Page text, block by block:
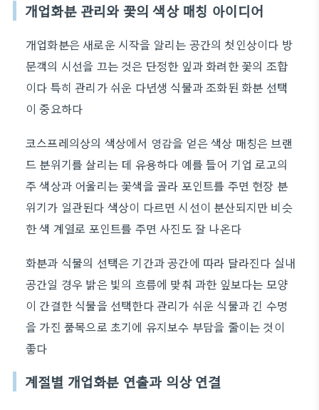
개업화분 관리와 꽃의 색상 매칭 아이디어
개업화분은 새로운 시작을 알리는 공간의 첫인상이다 방
문객의 시선을 끄는 것은 단정한 잎과 화려한 꽃의 조합
이다 특히 관리가 쉬운 다년생 식물과 조화된 화분 선택
이 중요하다
코스프레의상의 색상에서 영감을 얻은 색상 매칭은 브랜
드 분위기를 살리는 데 유용하다 예를 들어 기업 로고의
주 색상과 어울리는 꽃색을 골라 포인트를 주면 현장 분
위기가 일관된다 색상이 다르면 시선이 분산되지만 비슷
한 색 계열로 포인트를 주면 사진도 잘 나온다
화분과 식물의 선택은 기간과 공간에 따라 달라진다 실내
공간일 경우 밝은 빛의 흐름에 맞춰 과한 잎보다는 모양
이 간결한 식물을 선택한다 관리가 쉬운 식물과 긴 수명
을 가진 품목으로 초기에 유지보수 부담을 줄이는 것이
좋다
계절별 개업화분 연출과 의상 연결